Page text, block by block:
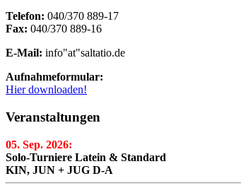
Telefon: 040/370 889-17
Fax: 040/370 889-16
E-Mail: info"at"saltatio.de
Aufnahmeformular:
Hier downloaden!
Veranstaltungen
05. Sep. 2026:
Solo-Turniere Latein & Standard
KIN, JUN + JUG D-A